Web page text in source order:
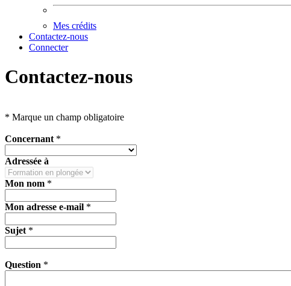
Mes crédits
Contactez-nous
Connecter
Contactez-nous
* Marque un champ obligatoire
Concernant *
Adressée à
Mon nom *
Mon adresse e-mail *
Sujet *
Question *